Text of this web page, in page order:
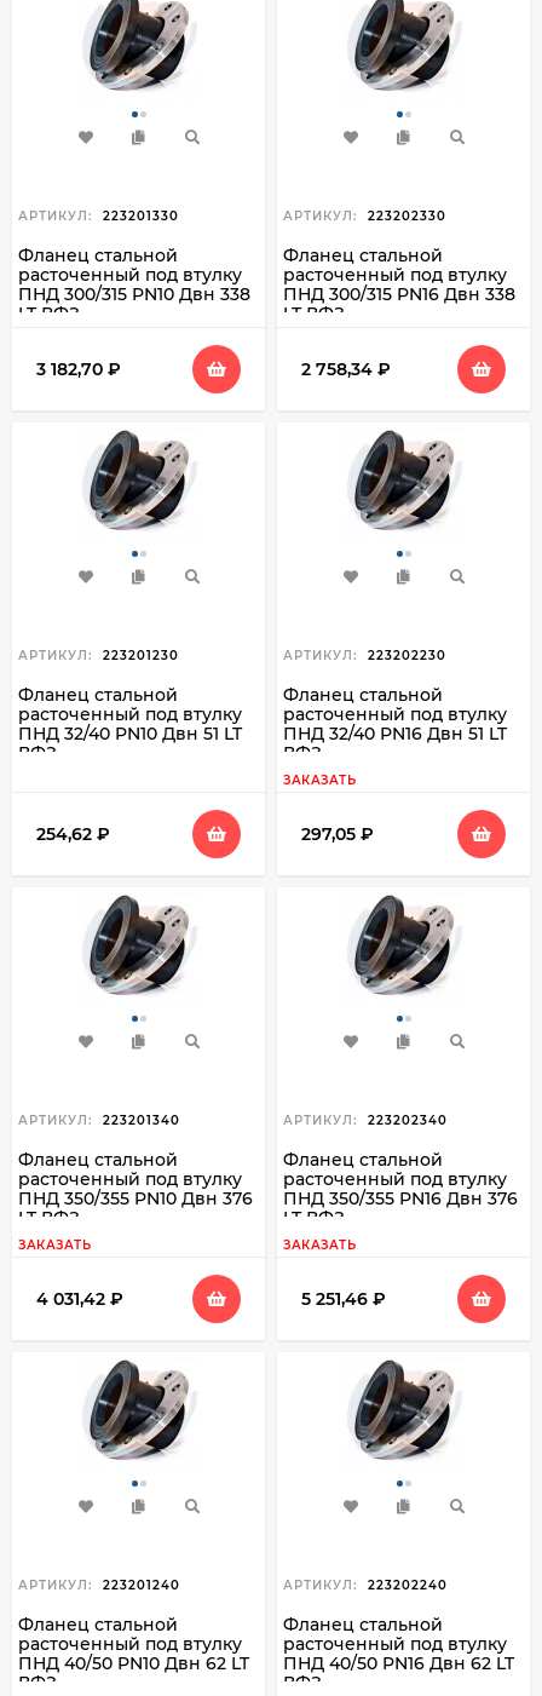
АРТИКУЛ: 223201330
Фланец стальной
расточенный под втулку
ПНД 300/315 PN10 Двн 338
LT ВФЗ
3 182,70 ₽
АРТИКУЛ: 223202330
Фланец стальной
расточенный под втулку
ПНД 300/315 PN16 Двн 338
LT ВФЗ
2 758,34 ₽
АРТИКУЛ: 223201230
Фланец стальной
расточенный под втулку
ПНД 32/40 PN10 Двн 51 LT
ВФЗ
254,62 ₽
АРТИКУЛ: 223202230
Фланец стальной
расточенный под втулку
ПНД 32/40 PN16 Двн 51 LT
ВФЗ
ЗАКАЗАТЬ
297,05 ₽
АРТИКУЛ: 223201340
Фланец стальной
расточенный под втулку
ПНД 350/355 PN10 Двн 376
LT ВФЗ
ЗАКАЗАТЬ
4 031,42 ₽
АРТИКУЛ: 223202340
Фланец стальной
расточенный под втулку
ПНД 350/355 PN16 Двн 376
LT ВФЗ
ЗАКАЗАТЬ
5 251,46 ₽
АРТИКУЛ: 223201240
Фланец стальной
расточенный под втулку
ПНД 40/50 PN10 Двн 62 LT
ВФЗ
АРТИКУЛ: 223202240
Фланец стальной
расточенный под втулку
ПНД 40/50 PN16 Двн 62 LT
ВФЗ